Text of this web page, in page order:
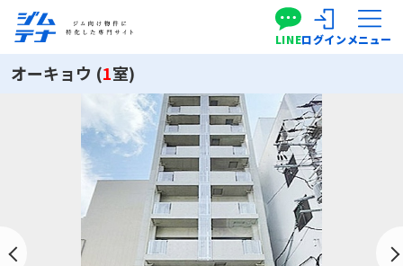
LINEログインメニュー
オーキョウ (1室)